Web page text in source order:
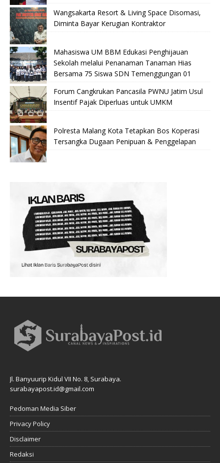
Wangsakarta Resort & Living Space Disomasi,
Diminta Bayar Kerugian Kontraktor
Mahasiswa UM BBM Edukasi Penghijauan
Sekolah melalui Penanaman Tanaman Hias
Bersama 75 Siswa SDN Temenggungan 01
Forum Cangkrukan Pancasila PWNU Jatim Usul
Insentif Pajak Diperluas untuk UMKM
Polresta Malang Kota Tetapkan Bos Koperasi
Tersangka Dugaan Penipuan & Penggelapan
Jl. Banyuurip Kidul VII No. 8, Surabaya.
surabayapost.id@gmail.com
Pedoman Media Siber
Privacy Policy
Disclaimer
Redaksi